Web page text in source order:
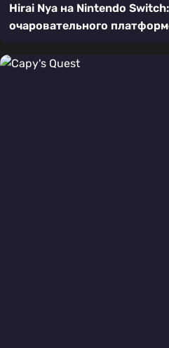
Hirai Nya на Nintendo
очаровательного